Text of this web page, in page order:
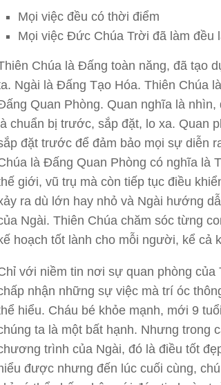
Mọi việc đều có thời điểm
Mọi việc Đức Chúa Trời đã làm đều
Chúa là Đấng toàn năng, đã tạo
Ngài là Đấng Tạo Hóa. Thiên Chúa
Quan Phòng. Quan nghĩa là
là chuẩn bị trước, sắp đặt, lo xa. Quan
đặt trước để đảm bảo mọi sự diễn
là Đấng Quan Phòng có nghĩa là
giới, vũ trụ mà còn tiếp tục điều
ra dù lớn hay nhỏ và Ngài hướng
Ngài. Thiên Chúa chăm sóc từng
hoạch tốt lành cho mỗi người, kể cả
với niềm tin nơi sự quan phòng
nhận những sự việc mà trí óc
hiểu. Cháu bé khỏe mạnh, mới 9
ta là một bất hạnh. Nhưng trong
trình của Ngài, đó là điều tốt
được nhưng đến lúc cuối cùng,